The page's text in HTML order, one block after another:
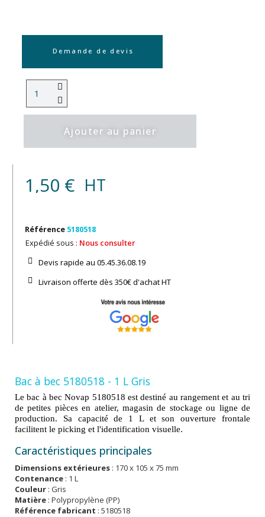
Demande de devis
Ajouter au panier
1,50 € HT
Référence 5180518
Expédié sous : Nous consulter
Devis rapide au 05.45.36.08.19​
Livraison offerte dès 350€ d'achat​ HT
Bac à bec 5180518 - 1 L Gris
Le bac à bec Novap 5180518 est destiné au rangement et au tri
de petites pièces en atelier, magasin de stockage ou ligne de
production. Sa capacité de 1 L et son ouverture frontale
facilitent le picking et l'identification visuelle.
Caractéristiques principales
Dimensions extérieures : 170 x 105 x 75 mm
Contenance : 1 L
Couleur : Gris
Matière : Polypropylène (PP)
Référence fabricant : 5180518